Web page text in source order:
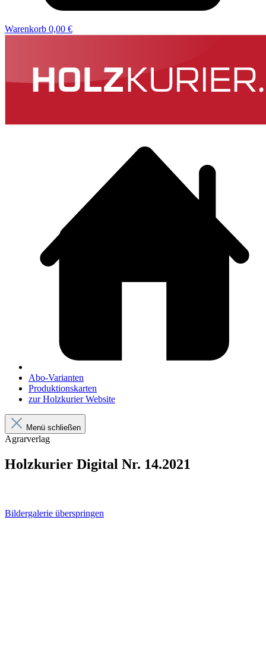
Warenkorb 0,00 €
Abo-Varianten
Produktionskarten
zur Holzkurier Website
Menü schließen
Agrarverlag
Holzkurier Digital Nr. 14.2021
Bildergalerie überspringen